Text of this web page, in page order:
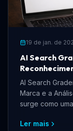
19 de jan. de
AI Search
Sentimento
AI Search
Marca e a
surge como
Ler mais